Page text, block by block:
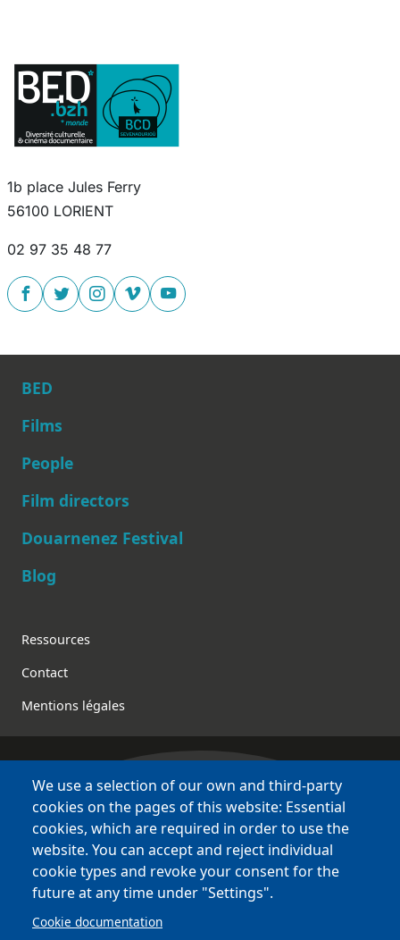
1b place Jules Ferry
56100 LORIENT
02 97 35 48 77
Main navigation
BED
Films
People
Film directors
Douarnenez Festival
Blog
Footer
Ressources
Contact
Mentions légales
Bretagne Culture Diversité
various websites !
Sites
BCD
Bazhvalan
Bécédia
BED
We use a selection of our own and third-party
cookies on the pages of this website: Essential
cookies, which are required in order to use the
website. You can accept and reject individual
cookie types and revoke your consent for the
future at any time under "Settings".
Cookie documentation